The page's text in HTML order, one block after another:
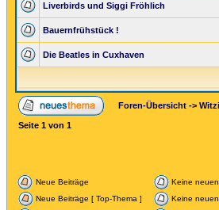
Liverbirds und Siggi Fröhlich
Bauernfrühstück !
Die Beatles in Cuxhaven
Foren-Übersicht ->
Seite 1 von 1
Neue Beiträge Keine
Neue Beiträge [ Top-Thema ]
Keine